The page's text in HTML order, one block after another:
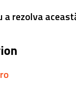
rezolva